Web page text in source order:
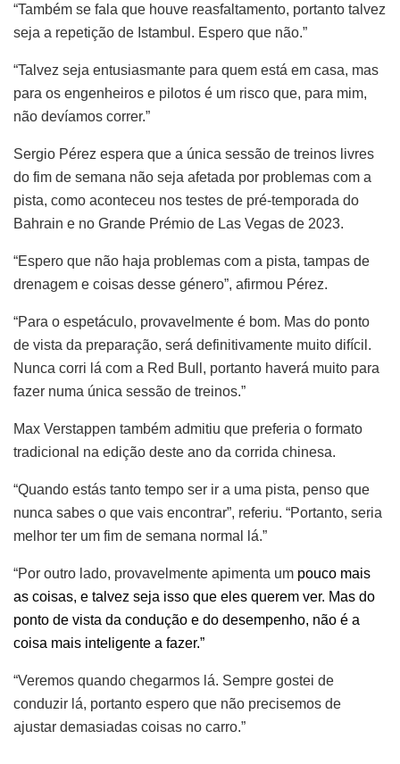
“Também se fala que houve reasfaltamento, portanto talvez
seja a repetição de Istambul. Espero que não.”
“Talvez seja entusiasmante para quem está em casa, mas
para os engenheiros e pilotos é um risco que, para mim,
não devíamos correr.”
Sergio Pérez espera que a única sessão de treinos livres
do fim de semana não seja afetada por problemas com a
pista, como aconteceu nos testes de pré-temporada do
Bahrain e no Grande Prémio de Las Vegas de 2023.
“Espero que não haja problemas com a pista, tampas de
drenagem e coisas desse género”, afirmou Pérez.
“Para o espetáculo, provavelmente é bom. Mas do ponto
de vista da preparação, será definitivamente muito difícil.
Nunca corri lá com a Red Bull, portanto haverá muito para
fazer numa única sessão de treinos.”
Max Verstappen também admitiu que preferia o formato
tradicional na edição deste ano da corrida chinesa.
“Quando estás tanto tempo ser ir a uma pista, penso que
nunca sabes o que vais encontrar”, referiu. “Portanto, seria
melhor ter um fim de semana normal lá.”
“Por outro lado, provavelmente apimenta um pouco mais
as coisas, e talvez seja isso que eles querem ver. Mas do
ponto de vista da condução e do desempenho, não é a
coisa mais inteligente a fazer.”
“Veremos quando chegarmos lá. Sempre gostei de
conduzir lá, portanto espero que não precisemos de
ajustar demasiadas coisas no carro.”